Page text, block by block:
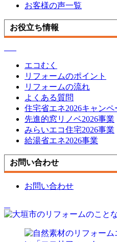
お客様の声一覧
お役立ち情報
エコむく
リフォームのポイント
リフォームの流れ
よくある質問
住宅省エネ2026キャンペ
先進的窓リノベ2026事業
みらいエコ住宅2026事業
給湯省エネ2026事業
お問い合わせ
お問い合わせ